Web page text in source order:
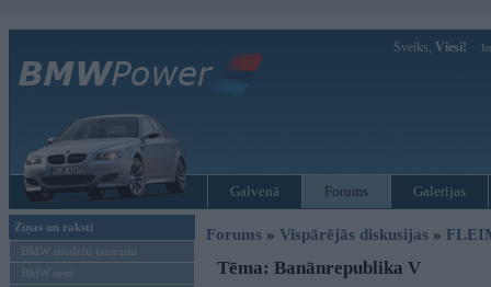
Sveiks, Viesi!
Galvenā Forums Galerijas
Ziņas un raksti
BMW modeļu jaunumi
BMW testi
Forums » Vispārējās diskusijas »
Tēma: Banānrepublika V